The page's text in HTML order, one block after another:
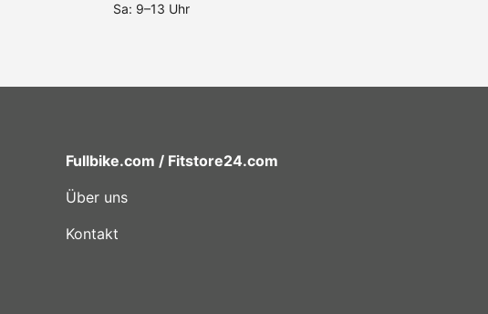
Sa: 9–13 Uhr
Fullbike.com / Fitstore24.com
Über uns
Kontakt